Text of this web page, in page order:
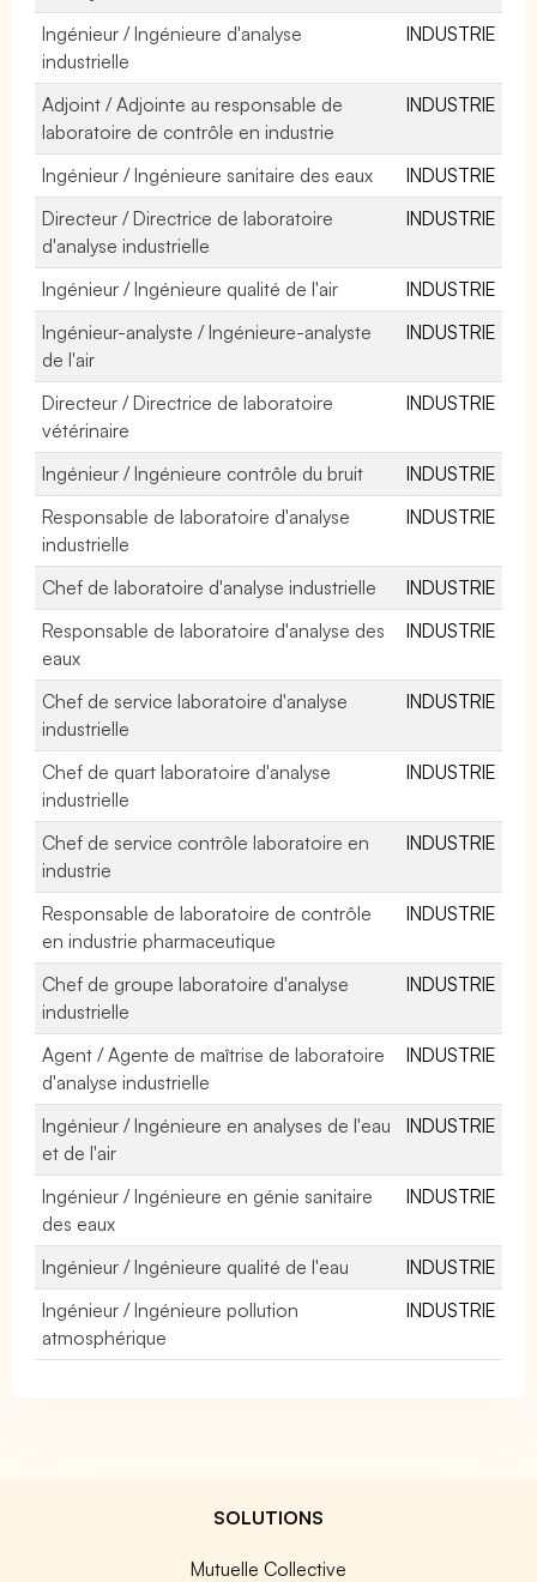
Ingénieur / Ingénieure d'analyse
industrielle
INDUSTRIE
Adjoint / Adjointe au responsable de
laboratoire de contrôle en industrie
INDUSTRIE
Ingénieur / Ingénieure sanitaire des eaux
INDUSTRIE
Directeur / Directrice de laboratoire
d'analyse industrielle
INDUSTRIE
Ingénieur / Ingénieure qualité de l'air
INDUSTRIE
Ingénieur-analyste / Ingénieure-analyste
de l'air
INDUSTRIE
Directeur / Directrice de laboratoire
vétérinaire
INDUSTRIE
Ingénieur / Ingénieure contrôle du bruit
INDUSTRIE
Responsable de laboratoire d'analyse
industrielle
INDUSTRIE
Chef de laboratoire d'analyse industrielle
INDUSTRIE
Responsable de laboratoire d'analyse des
eaux
INDUSTRIE
Chef de service laboratoire d'analyse
industrielle
INDUSTRIE
Chef de quart laboratoire d'analyse
industrielle
INDUSTRIE
Chef de service contrôle laboratoire en
industrie
INDUSTRIE
Responsable de laboratoire de contrôle
en industrie pharmaceutique
INDUSTRIE
Chef de groupe laboratoire d'analyse
industrielle
INDUSTRIE
Agent / Agente de maîtrise de laboratoire
d'analyse industrielle
INDUSTRIE
Ingénieur / Ingénieure en analyses de l'eau
et de l'air
INDUSTRIE
Ingénieur / Ingénieure en génie sanitaire
des eaux
INDUSTRIE
Ingénieur / Ingénieure qualité de l'eau
INDUSTRIE
Ingénieur / Ingénieure pollution
atmosphérique
INDUSTRIE
SOLUTIONS
Mutuelle Collective